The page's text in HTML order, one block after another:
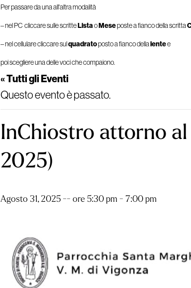
Per passare da una all'altra modalità
– nel PC cliccare sulle scritteListaoMeseposte a fianco della scritta
– nel cellulare cliccare sulquadratoposto a fianco dellalentee
poi scegliere una delle voci che compaiono.
« Tutti gli Eventi
Questo evento è passato.
InChiostro attorno
2025)
Agosto 31, 2025 -- ore 5:30 pm - 7:00 pm